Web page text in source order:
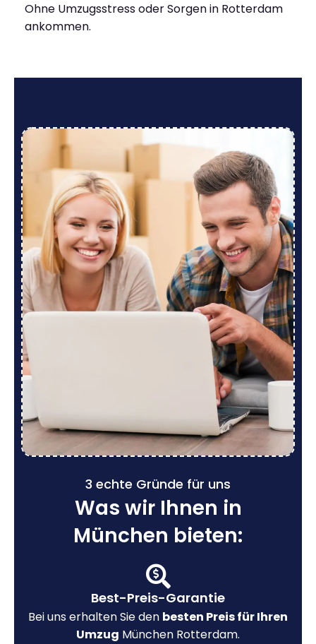
Ohne Umzugsstress oder Sorgen in Rotterdam
ankommen.
3 echte Gründe für uns
Was wir Ihnen in
München bieten:
Best-Preis-Garantie
Bei uns erhalten Sie den besten Preis für Ihren
Umzug München Rotterdam.